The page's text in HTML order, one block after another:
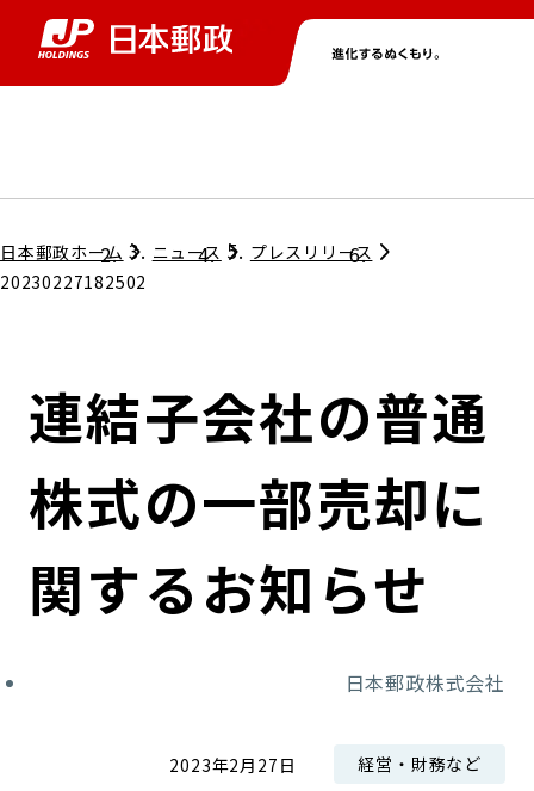
グループ情報トップ
コンプライアンス
ガバナンス
ローカル共創イニシアティブ
株主・投資家情報トップ
個人投資家のみなさまへ
株式情報
IRニュース
ニューストップ
サステナビリティトップ
担当役員メッセージ
サステナビリティマネジメント
採用情報トップ
日本郵政ホーム ニュース
プレスリリース
20230227182502
連結子会社の普通
株式の一部売却に
関するお知らせ
日本郵政株式会社
2023年2月27日 経営・財務など